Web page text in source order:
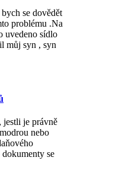
se dovědět
problému .Na
uvedeno sídlo
můj syn , syn
jestli je právně
nebo
se